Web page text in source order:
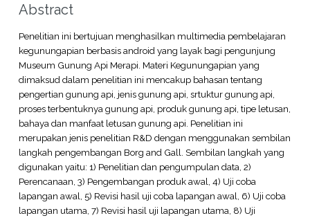
Abstract
Penelitian ini bertujuan menghasilkan multimedia pembelajaran
kegunungapian berbasis android yang layak bagi pengunjung
Museum Gunung Api Merapi. Materi Kegunungapian yang
dimaksud dalam penelitian ini mencakup bahasan tentang
pengertian gunung api, jenis gunung api, srtuktur gunung api,
proses terbentuknya gunung api, produk gunung api, tipe letusan,
bahaya dan manfaat letusan gunung api. Penelitian ini
merupakan jenis penelitian R&D dengan menggunakan sembilan
langkah pengembangan Borg and Gall. Sembilan langkah yang
digunakan yaitu: 1) Penelitian dan pengumpulan data, 2)
Perencanaan, 3) Pengembangan produk awal, 4) Uji coba
lapangan awal, 5) Revisi hasil uji coba lapangan awal, 6) Uji coba
lapangan utama, 7) Revisi hasil uji lapangan utama, 8) Uji